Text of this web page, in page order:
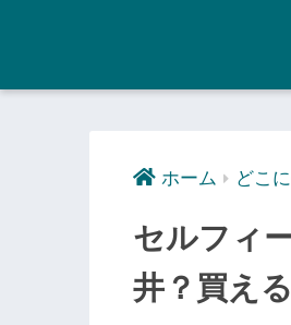
ホーム どこ
セルフィ
井？買え